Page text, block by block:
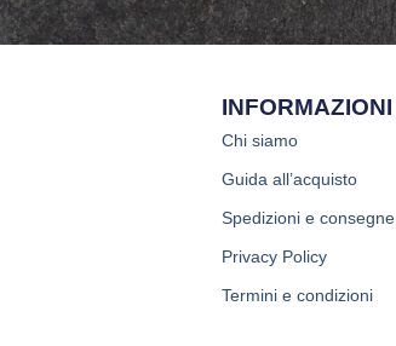
INFORMAZIONI
Chi siamo
Guida all’acquisto
Spedizioni e consegne
Privacy Policy
Termini e condizioni